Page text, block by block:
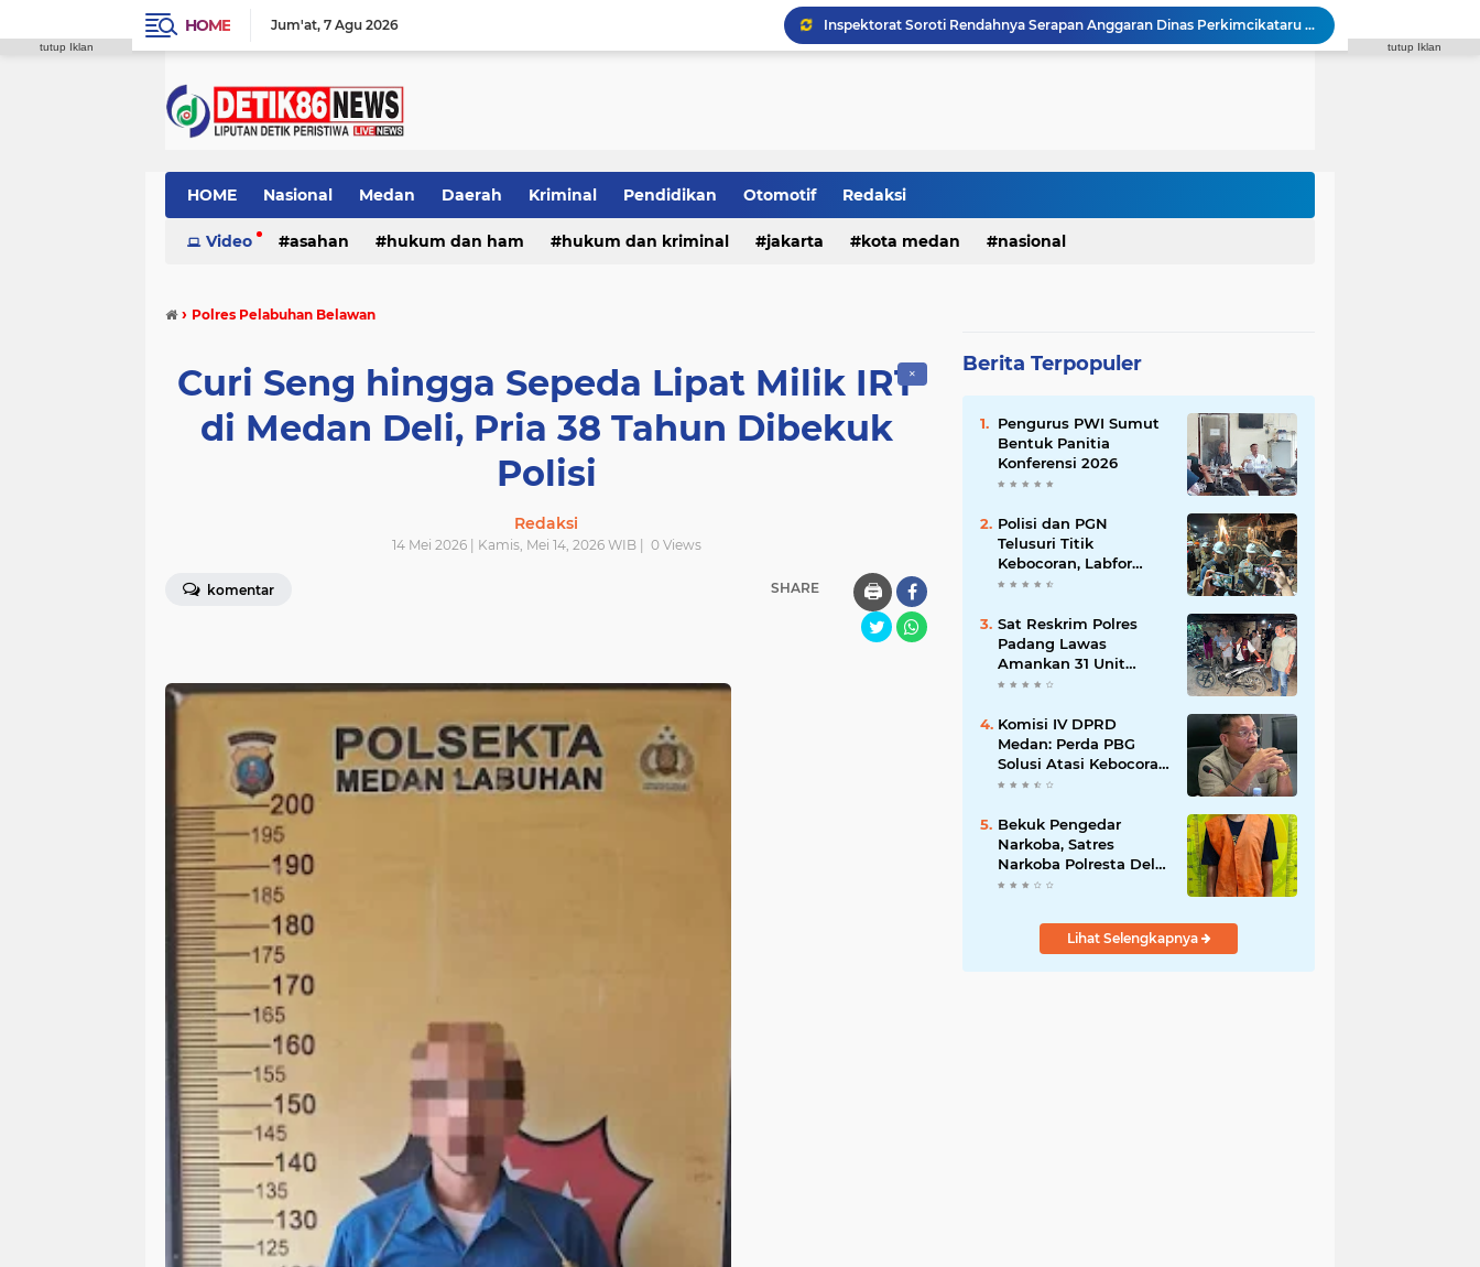
HOME Jum'at 7 Agu 2026
Inspektorat Soroti Rendahnya Serapan Anggaran Dinas Perkimcikataru Medan
DPRD Medan Desak Rico Waas Benahi Sistem Parkir dan Lampu Jalan
Rizki Lubis Desak DLH Medan Transparan Soal Penebangan Pohon BRT
HOME Nasional Medan Daerah Kriminal Pendidikan Otomotif Redaksi
Video asahan hukum dan ham hukum dan kriminal jakarta kota medan nasional
› Polres Pelabuhan Belawan
✕
Curi Seng hingga Sepeda Lipat Milik IRT
di Medan Deli, Pria 38 Tahun Dibekuk
Polisi
Redaksi
14 Mei 2026 | Kamis, Mei 14, 2026 WIB | 0Views
komentar SHARE 🖨️
Berita Terpopuler
Pengurus PWI Sumut
Bentuk Panitia
Konferensi 2026
Polisi dan PGN
Telusuri Titik
Kebocoran, Labfor
Pastikan Ledakan
Akumulasi Gas
Sat Reskrim Polres
Padang Lawas
Amankan 31 Unit
Sepeda Motor Diduga
Rumah Warga di Pasar
Latong
Komisi IV DPRD
Medan: Perda PBG
Solusi Atasi Kebocoran
PAD dan Birokrasi
Bekuk Pengedar
Narkoba, Satres
Narkoba Polresta Deli
Serdang amankan
Lihat Selengkapnya
tutup Iklan tutup Iklan